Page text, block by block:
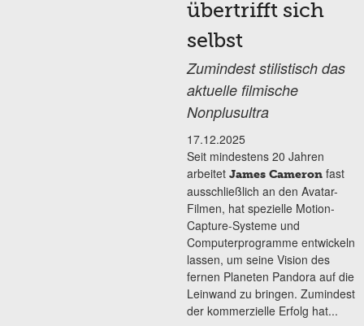
übertrifft sich
selbst
Zumindest stilistisch das
aktuelle filmische
Nonplusultra
17.12.2025
Seit mindestens 20 Jahren
arbeitet James Cameron fast
ausschließlich an den Avatar-
Filmen, hat spezielle Motion-
Capture-Systeme und
Computerprogramme entwickeln
lassen, um seine Vision des
fernen Planeten Pandora auf die
Leinwand zu bringen. Zumindest
der kommerzielle Erfolg hat...